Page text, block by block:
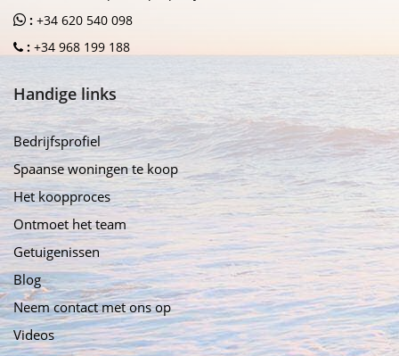
: +34 620 540 098
: +34 968 199 188
Handige links
Bedrijfsprofiel
Spaanse woningen te koop
Het koopproces
Ontmoet het team
Getuigenissen
Blog
Neem contact met ons op
Videos